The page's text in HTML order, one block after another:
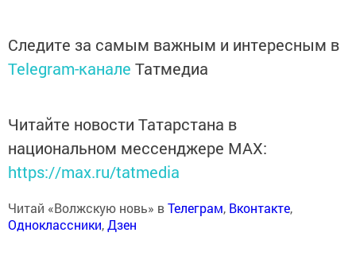
Следите за самым важным и интересным в
Telegram-канале Татмедиа
Читайте новости Татарстана в
национальном мессенджере MАХ:
https://max.ru/tatmedia
Читай «Волжскую новь» вТелеграм, Вконтакте,
Одноклассники,Дзен